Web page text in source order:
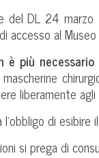
del DL 24
accesso al
è più
liberamente
di esibire
si prega di